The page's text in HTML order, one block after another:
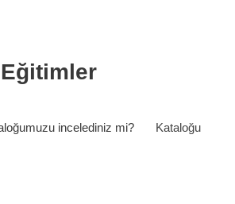
incelediniz mi?
Kataloğu